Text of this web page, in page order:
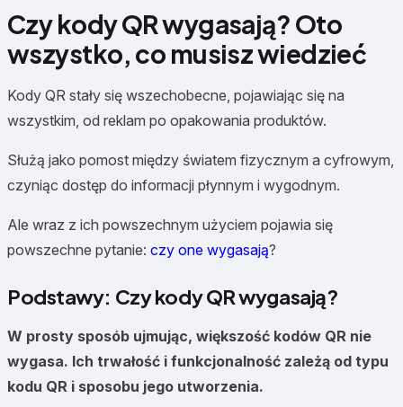
Czy kody QR wygasają? Oto
wszystko, co musisz wiedzieć
Kody QR stały się wszechobecne, pojawiając się na
wszystkim, od reklam po opakowania produktów.
Służą jako pomost między światem fizycznym a cyfrowym,
czyniąc dostęp do informacji płynnym i wygodnym.
Ale wraz z ich powszechnym użyciem pojawia się
powszechne pytanie: czy one wygasają?
Podstawy: Czy kody QR wygasają?
W prosty sposób ujmując, większość kodów QR nie
wygasa. Ich trwałość i funkcjonalność zależą od typu
kodu QR i sposobu jego utworzenia.